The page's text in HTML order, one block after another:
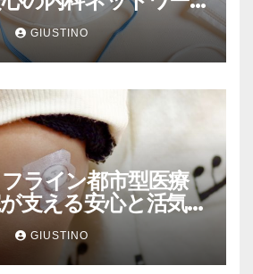
GIUSTINO
ライン都市型医療
支える安心と活気の
GIUSTINO